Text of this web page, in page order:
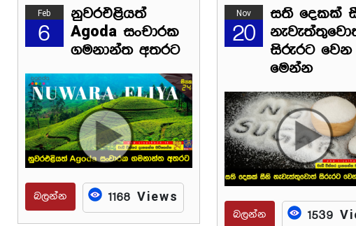
Feb
6
නුවරඑළියත්
Agoda සංචාරක
ගමනාන්ත අතරට
බලන්න 1168 Views
Nov
20
සති දෙකක්
සිරුරට වෙන
මෙන්න
බලන්න 1539